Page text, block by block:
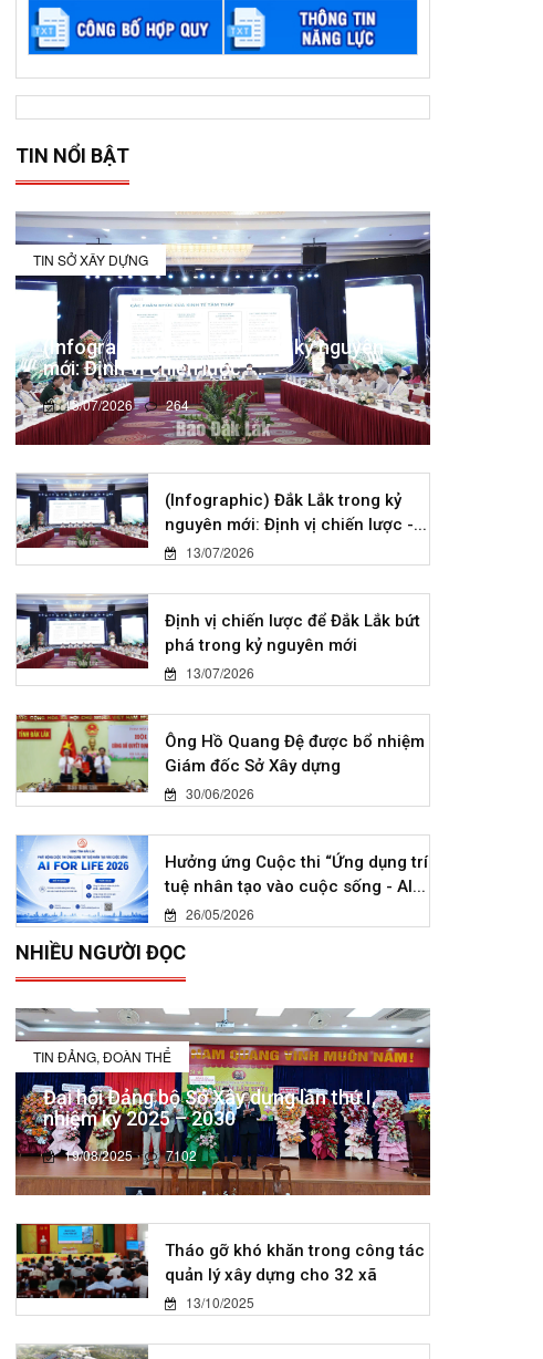
TIN NỔI BẬT
TIN SỞ XÂY DỰNG
(Infographic) Đắk Lắk trong kỷ nguyên
mới: Định vị chiến lược -...
13/07/2026 264
(Infographic) Đắk Lắk trong kỷ
nguyên mới: Định vị chiến lược -...
13/07/2026
Định vị chiến lược để Đắk Lắk bứt
phá trong kỷ nguyên mới
13/07/2026
Ông Hồ Quang Đệ được bổ nhiệm
Giám đốc Sở Xây dựng
30/06/2026
Hưởng ứng Cuộc thi “Ứng dụng trí
tuệ nhân tạo vào cuộc sống - AI...
26/05/2026
NHIỀU NGƯỜI ĐỌC
TIN ĐẢNG, ĐOÀN THỂ
Đại hội Đảng bộ Sở Xây dựng lần thứ I,
nhiệm kỳ 2025 – 2030
19/08/2025 7102
Tháo gỡ khó khăn trong công tác
quản lý xây dựng cho 32 xã
13/10/2025